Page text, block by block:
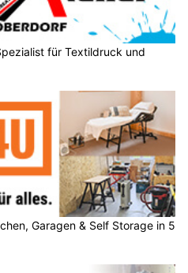
für Textildruck und
Garagen & Self Storage in 5